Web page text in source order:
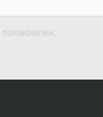
ознакомлен.